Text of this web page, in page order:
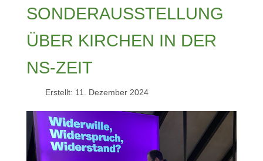
SONDERAUSSTELLUNG
ÜBER KIRCHEN IN DER
NS-ZEIT
Erstellt: 11. Dezember 2024